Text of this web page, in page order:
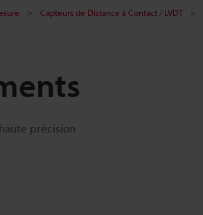
Capteurs de Distance à Contact / LVDT
précision